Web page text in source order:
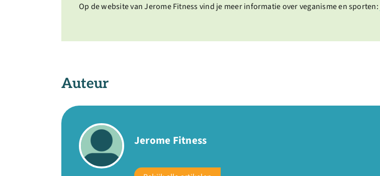
Op de website van Jerome Fitness vind je meer informatie over veganisme en sporten:
Auteur
Jerome Fitness